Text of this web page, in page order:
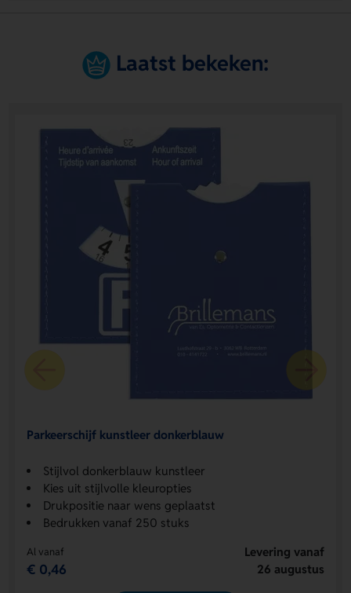
Laatst bekeken:
Parkeerschijf kunstleer donkerblauw
Stijlvol donkerblauw kunstleer
Kies uit stijlvolle kleuropties
Drukpositie naar wens geplaatst
Bedrukken vanaf 250 stuks
Al vanaf
€ 0,46
Levering vanaf
26 augustus